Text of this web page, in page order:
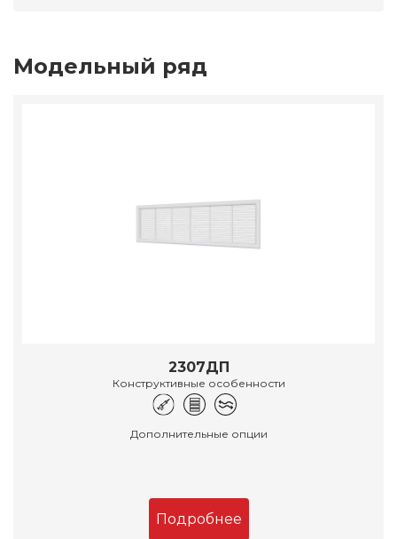
Модельный ряд
2307ДП
Конструктивные особенности
Дополнительные опции
Подробнее